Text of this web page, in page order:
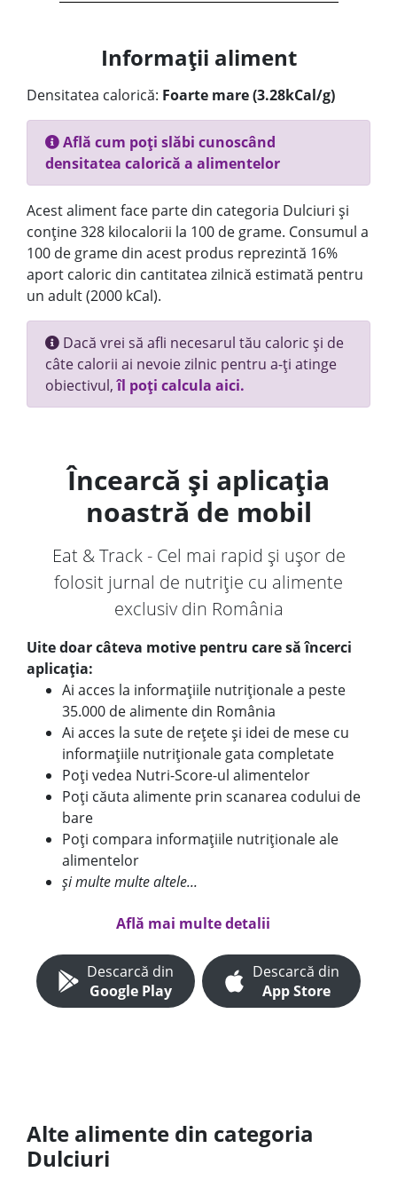
Informații aliment
Densitatea calorică: Foarte mare (3.28kCal/g)
Află cum poți slăbi cunoscând
densitatea calorică a alimentelor
Acest aliment face parte din categoria Dulciuri și
conține 328 kilocalorii la 100 de grame. Consumul a
100 de grame din acest produs reprezintă 16%
aport caloric din cantitatea zilnică estimată pentru
un adult (2000 kCal).
Dacă vrei să afli necesarul tău caloric și de
câte calorii ai nevoie zilnic pentru a-ți atinge
obiectivul,îl poți calcula aici.
Încearcă și aplicația
noastră de mobil
Eat & Track - Cel mai rapid și ușor de
folosit jurnal de nutriție cu alimente
exclusiv din România
Uite doar câteva motive pentru care să încerci
aplicația:
Ai acces la informațiile nutriționale a peste
35.000 de alimente din România
Ai acces la sute de rețete și idei de mese cu
informațiile nutriționale gata completate
Poți vedea Nutri-Score-ul alimentelor
Poți căuta alimente prin scanarea codului de
bare
Poți compara informațiile nutriționale ale
alimentelor
și multe multe altele...
Află mai multe detalii
Descarcă din
Google Play
Descarcă din
App Store
Alte alimente din categoria
Dulciuri